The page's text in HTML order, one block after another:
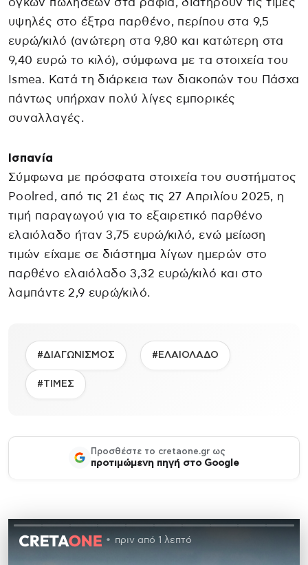
υψηλές στο έξτρα παρθένο, περίπου στα 9,5
ευρώ/κιλό (ανώτερη στα 9,80 και κατώτερη στα
9,40 ευρώ το κιλό), σύμφωνα με τα στοιχεία του
Ismea. Κατά τη διάρκεια των διακοπών του Πάσχα
πάντως υπήρχαν πολύ λίγες εμπορικές
συναλλαγές.
Ισπανία
Σύμφωνα με πρόσφατα στοιχεία του συστήματος
Poolred, από τις 21 έως τις 27 Απριλίου 2025, η
τιμή παραγωγού για το εξαιρετικό παρθένο
ελαιόλαδο ήταν 3,75 ευρώ/κιλό, ενώ μείωση
τιμών είχαμε σε διάστημα λίγων ημερών στο
παρθένο ελαιόλαδο 3,32 ευρώ/κιλό και στο
λαμπάντε 2,9 ευρώ/κιλό.
#ΔΙΑΓΩΝΙΣΜΟΣ #ΕΛΑΙΟΛΑΔΟ
#ΤΙΜΕΣ
Προσθέστε το cretaone.gr ως
προτιμώμενη πηγή στο Google
πριν από 1 λεπτό